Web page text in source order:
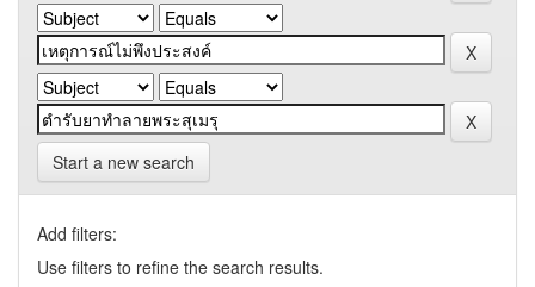
Start a new search
Add filters:
Use filters to refine the search results.